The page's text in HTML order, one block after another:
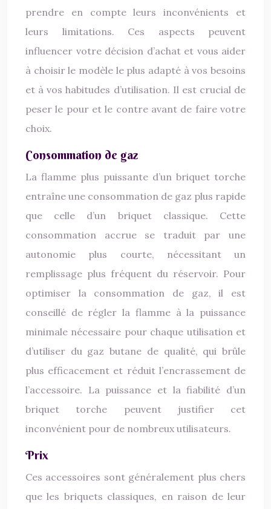
prendre en compte leurs inconvénients et
leurs limitations. Ces aspects peuvent
influencer votre décision d’achat et vous aider
à choisir le modèle le plus adapté à vos besoins
et à vos habitudes d’utilisation. Il est crucial de
peser le pour et le contre avant de faire votre
choix.
Consommation de gaz
La flamme plus puissante d’un briquet torche
entraîne une consommation de gaz plus rapide
que celle d’un briquet classique. Cette
consommation accrue se traduit par une
autonomie plus courte, nécessitant un
remplissage plus fréquent du réservoir. Pour
optimiser la consommation de gaz, il est
conseillé de régler la flamme à la puissance
minimale nécessaire pour chaque utilisation et
d’utiliser du gaz butane de qualité, qui brûle
plus efficacement et réduit l’encrassement de
l’accessoire. La puissance et la fiabilité d’un
briquet torche peuvent justifier cet
inconvénient pour de nombreux utilisateurs.
Prix
Ces accessoires sont généralement plus chers
que les briquets classiques, en raison de leur